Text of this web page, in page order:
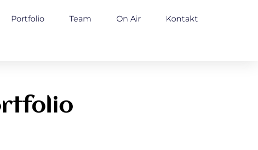
Portfolio Team On Air Kontakt